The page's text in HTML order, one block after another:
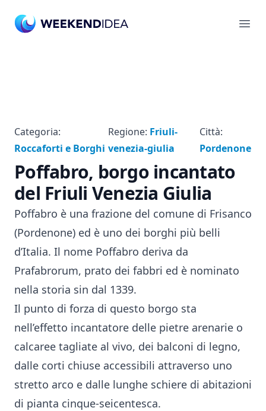
Categoria:
Roccaforti e Borghi
Regione: Friuli-
venezia-giulia
Città:
Pordenone
Poffabro, borgo incantato
del Friuli Venezia Giulia
Poffabro è una frazione del comune di Frisanco
(Pordenone) ed è uno dei borghi più belli
d’Italia. Il nome Poffabro deriva da
Prafabrorum, prato dei fabbri ed è nominato
nella storia sin dal 1339.
Il punto di forza di questo borgo sta
nell’effetto incantatore delle pietre arenarie o
calcaree tagliate al vivo, dei balconi di legno,
dalle corti chiuse accessibili attraverso uno
stretto arco e dalle lunghe schiere di abitazioni
di pianta cinque-seicentesca.